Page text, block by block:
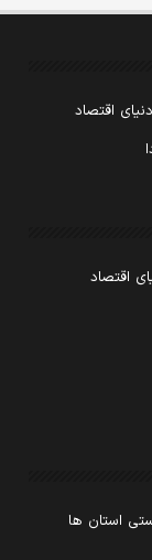
اقتصاد
اقتصاد
استان ها